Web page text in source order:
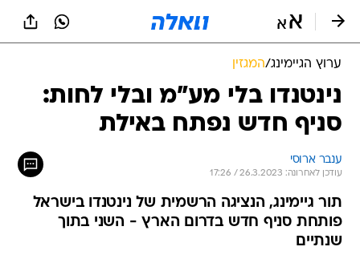
ערוץ הגיימינג/המגזין
נינטנדו בלי מע"מ ובלי לחות:
סניף חדש נפתח באילת
ענבר ארוסי
עודכן לאחרונה: 26.3.2023 / 17:26
תור גיימינג, הנציגה הרשמית של נינטנדו בישראל
פותחת סניף חדש בדרום הארץ - השני בתוך
שנתיים